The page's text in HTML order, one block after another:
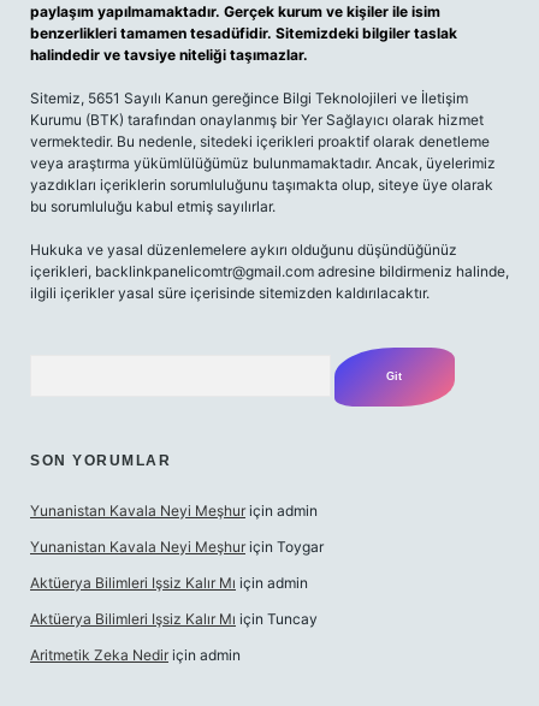
paylaşım yapılmamaktadır. Gerçek kurum ve kişiler ile isim
benzerlikleri tamamen tesadüfidir. Sitemizdeki bilgiler taslak
halindedir ve tavsiye niteliği taşımazlar.
Sitemiz, 5651 Sayılı Kanun gereğince Bilgi Teknolojileri ve İletişim
Kurumu (BTK) tarafından onaylanmış bir Yer Sağlayıcı olarak hizmet
vermektedir. Bu nedenle, sitedeki içerikleri proaktif olarak denetleme
veya araştırma yükümlülüğümüz bulunmamaktadır. Ancak, üyelerimiz
yazdıkları içeriklerin sorumluluğunu taşımakta olup, siteye üye olarak
bu sorumluluğu kabul etmiş sayılırlar.
Hukuka ve yasal düzenlemelere aykırı olduğunu düşündüğünüz
içerikleri, backlinkpanelicomtr@gmail.com adresine bildirmeniz halinde,
ilgili içerikler yasal süre içerisinde sitemizden kaldırılacaktır.
SON YORUMLAR
Yunanistan Kavala Neyi Meşhur için admin
Yunanistan Kavala Neyi Meşhur için Toygar
Aktüerya Bilimleri Işsiz Kalır Mı için admin
Aktüerya Bilimleri Işsiz Kalır Mı için Tuncay
Aritmetik Zeka Nedir için admin